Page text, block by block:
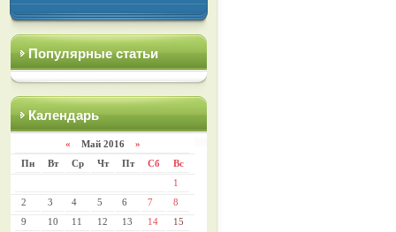
Популярные статьи
Календарь
« Май 2016 »
Пн
Вт Ср Чт Пт Сб
Вс
1
2
3 4 5 6 7
8
9
10 11 12 13 14
15